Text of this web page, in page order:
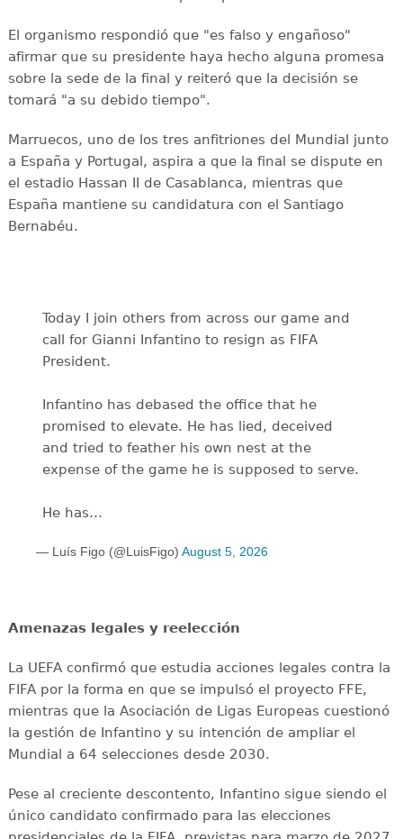
El organismo respondió que "es falso y engañoso"
afirmar que su presidente haya hecho alguna promesa
sobre la sede de la final y reiteró que la decisión se
tomará "a su debido tiempo".
Marruecos, uno de los tres anfitriones del Mundial junto
a España y Portugal, aspira a que la final se dispute en
el estadio Hassan II de Casablanca, mientras que
España mantiene su candidatura con el Santiago
Bernabéu.
Today I join others from across our game and
call for Gianni Infantino to resign as FIFA
President.
Infantino has debased the office that he
promised to elevate. He has lied, deceived
and tried to feather his own nest at the
expense of the game he is supposed to serve.
He has…
— Luís Figo (@LuisFigo) August 5, 2026
Amenazas legales y reelección
La UEFA confirmó que estudia acciones legales contra la
FIFA por la forma en que se impulsó el proyecto FFE,
mientras que la Asociación de Ligas Europeas cuestionó
la gestión de Infantino y su intención de ampliar el
Mundial a 64 selecciones desde 2030.
Pese al creciente descontento, Infantino sigue siendo el
único candidato confirmado para las elecciones